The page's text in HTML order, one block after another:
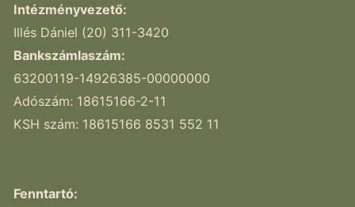
Intézményvezető:
Illés Dániel (20) 311-3420
Bankszámlaszám:
63200119-14926385-00000000
Adószám: 18615166-2-11
KSH szám: 18615166 8531 552 11
Fenntartó: